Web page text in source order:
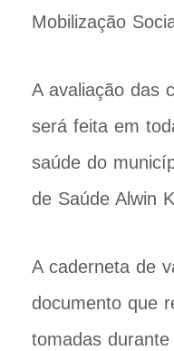
Mobilização
A avaliação das
será feita em
saúde do
de Saúde Alwin
A caderneta de
documento que
tomadas